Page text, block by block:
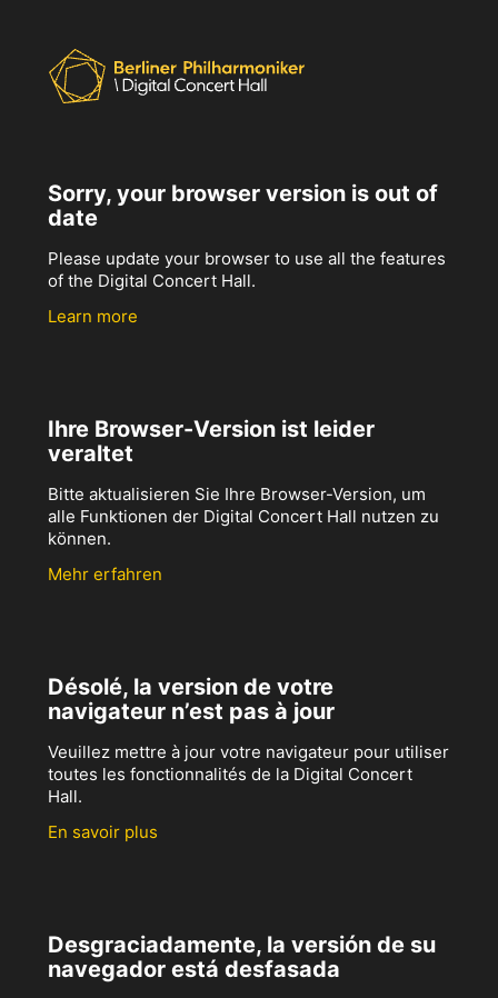
Sorry, your browser version is out of
date
Please update your browser to use all the features
of the Digital Concert Hall.
Learn more
Ihre Browser-Version ist leider
veraltet
Bitte aktualisieren Sie Ihre Browser-Version, um
alle Funktionen der Digital Concert Hall nutzen zu
können.
Mehr erfahren
Désolé, la version de votre
navigateur n’est pas à jour
Veuillez mettre à jour votre navigateur pour utiliser
toutes les fonctionnalités de la Digital Concert
Hall.
En savoir plus
Desgraciadamente, la versión de su
navegador está desfasada